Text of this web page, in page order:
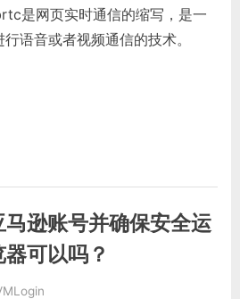
是网页实时通信的缩写，是一
语音或者视频通信的技术。
逊账号并确保安全运
可以吗？